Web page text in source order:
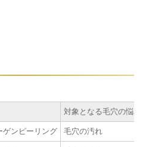
対象となる毛穴の悩み
ゲンピーリング 毛穴の汚れ